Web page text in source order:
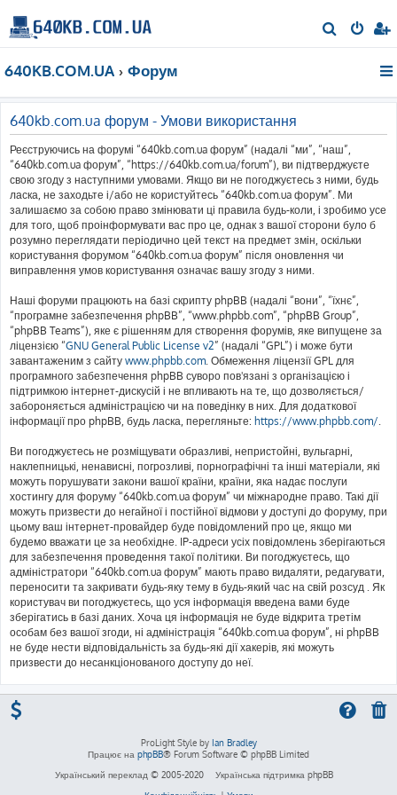
о
640KB.COM.UA Форум
640kb.com.ua форум - Умови використання
Реєструючись на форумі “640kb.com.ua форум” (надалі “ми”, “наш”,
“640kb.com.ua форум”, “https://640kb.com.ua/forum”), ви підтверджуєте
свою згоду з наступними умовами. Якщо ви не погоджуєтесь з ними, будь
ласка, не заходьте і/або не користуйтесь “640kb.com.ua форум”. Ми
залишаємо за собою право змінювати ці правила будь-коли, і зробимо усе
для того, щоб проінформувати вас про це, однак з вашої сторони було б
розумно переглядати періодично цей текст на предмет змін, оскільки
користування форумом “640kb.com.ua форум” після оновлення чи
виправлення умов користування означає вашу згоду з ними.
Наші форуми працюють на базі скрипту phpBB (надалі “вони”, “їхнє”,
“програмне забезпечення phpBB”, “www.phpbb.com”, “phpBB Group”,
“phpBB Teams”), яке є рішенням для створення форумів, яке випущене за
ліцензією “GNU General Public License v2” (надалі “GPL”) і може бути
завантаженим з сайту www.phpbb.com. Обмеження ліцензії GPL для
програмного забезпечення phpBB суворо пов'язані з організацією і
підтримкою інтернет-дискусій і не впливають на те, що дозволяється/
забороняється адміністрацією чи на поведінку в них. Для додаткової
інформації про phpBB, будь ласка, перегляньте: https://www.phpbb.com/.
Ви погоджуєтесь не розміщувати образливі, непристойні, вульгарні,
наклепницькі, ненависні, погрозливі, порнографічні та інші матеріали, які
можуть порушувати закони вашої країни, країни, яка надає послуги
хостингу для форуму “640kb.com.ua форум” чи міжнародне право. Такі дії
можуть призвести до негайної і постійної відмови у доступі до форуму, при
цьому ваш інтернет-провайдер буде повідомлений про це, якщо ми
будемо вважати це за необхідне. IP-адреси усіх повідомлень зберігаються
для забезпечення проведення такої політики. Ви погоджуєтесь, що
адміністратори “640kb.com.ua форум” мають право видаляти, редагувати,
переносити та закривати будь-яку тему в будь-який час на свій розсуд . Як
користувач ви погоджуєтесь, що уся інформація введена вами буде
зберігатись в базі даних. Хоча ця інформація не буде відкрита третім
особам без вашої згоди, ні адміністрація “640kb.com.ua форум”, ні phpBB
не буде нести відповідальність за будь-які дії хакерів, які можуть
призвести до несанкціонованого доступу до неї.
ProLight Style by Ian Bradley
Працює на phpBB® Forum Software © phpBB Limited
Український переклад © 2005-2020
Українська підтримка phpBB